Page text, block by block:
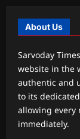
About Us
Sarvoday
website in the
authentic and
to its
allowing every
immediately.